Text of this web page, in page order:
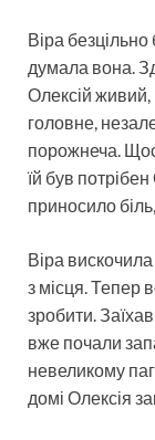
Віра
думала вона.
Олексій живий,
головне,
порожнеча.
їй був
приносило
Віра вискочила
з місця. Тепер
зробити.
вже почали
невеликому
домі Олексія